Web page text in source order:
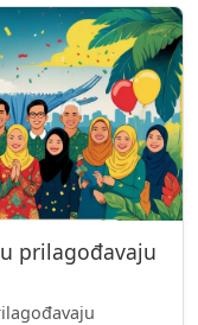
prilagođavaju